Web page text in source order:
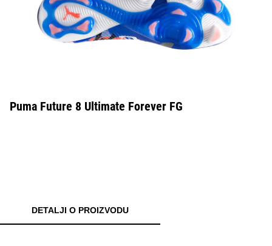
Puma Future 8 Ultimate Forever FG
DETALJI O PROIZVODU